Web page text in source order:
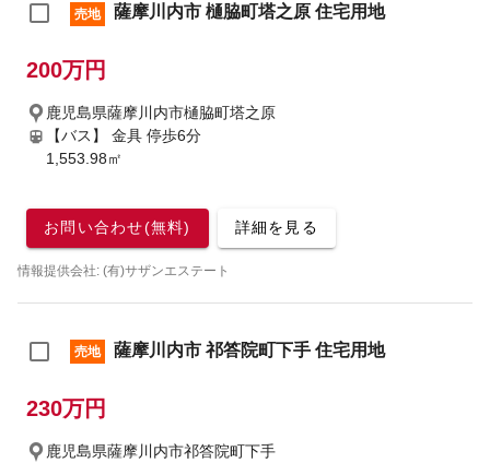
売地 薩摩川内市 樋脇町塔之原 住宅用地
200万円
鹿児島県薩摩川内市樋脇町塔之原
【バス】 金具 停歩6分
1,553.98㎡
お問い合わせ(無料) 詳細を見る
情報提供会社: (有)サザンエステート
売地 薩摩川内市 祁答院町下手 住宅用地
230万円
鹿児島県薩摩川内市祁答院町下手